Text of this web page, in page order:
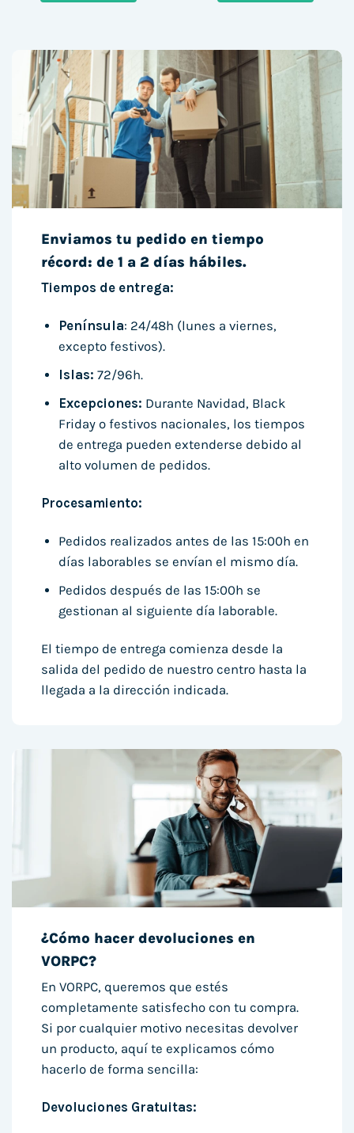
Enviamos tu pedido en tiempo
récord: de 1 a 2 días hábiles.
Tiempos de entrega:
Península: 24/48h (lunes a viernes,
excepto festivos).
Islas: 72/96h.
Excepciones: Durante Navidad, Black
Friday o festivos nacionales, los tiempos
de entrega pueden extenderse debido al
alto volumen de pedidos.
Procesamiento:
Pedidos realizados antes de las 15:00h en
días laborables se envían el mismo día.
Pedidos después de las 15:00h se
gestionan al siguiente día laborable.
El tiempo de entrega comienza desde la
salida del pedido de nuestro centro hasta la
llegada a la dirección indicada.
¿Cómo hacer devoluciones en
VORPC?
En VORPC, queremos que estés
completamente satisfecho con tu compra.
Si por cualquier motivo necesitas devolver
un producto, aquí te explicamos cómo
hacerlo de forma sencilla:
Devoluciones Gratuitas: